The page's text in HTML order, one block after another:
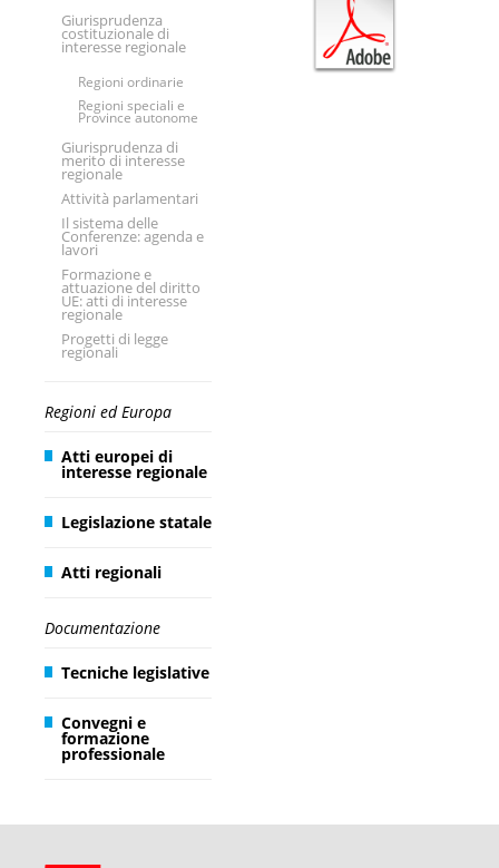
Giurisprudenza
costituzionale di
interesse regionale
Regioni ordinarie
Regioni speciali e
Province autonome
Giurisprudenza di
merito di interesse
regionale
Attività parlamentari
Il sistema delle
Conferenze: agenda e
lavori
Formazione e
attuazione del diritto
UE: atti di interesse
regionale
Progetti di legge
regionali
Regioni ed Europa
Atti europei di
interesse regionale
Legislazione statale
Atti regionali
Documentazione
Tecniche legislative
Convegni e
formazione
professionale